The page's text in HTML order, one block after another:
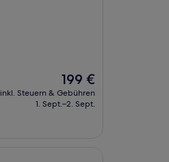
Der
Preis
beträgt
199 €
inkl. Steuern & Gebühren
1. Sept.–2. Sept.